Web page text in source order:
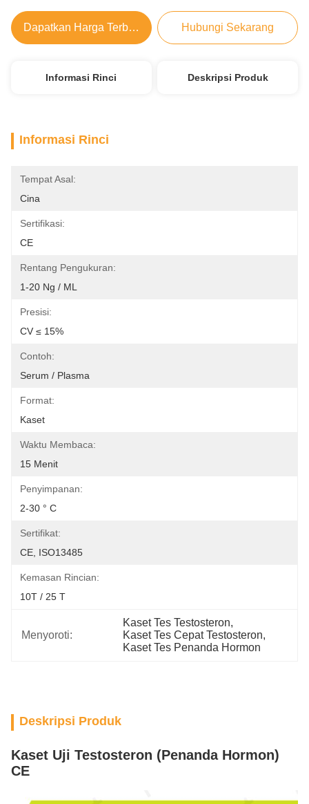
Dapatkan Harga Terbaik Hubungi Sekarang
Informasi Rinci Deskripsi Produk
Informasi Rinci
Tempat Asal:
Cina
Sertifikasi:
CE
Rentang Pengukuran:
1-20 Ng / ML
Presisi:
CV ≤ 15%
Contoh:
Serum / Plasma
Format:
Kaset
Waktu Membaca:
15 Menit
Penyimpanan:
2-30 ° C
Sertifikat:
CE, ISO13485
Kemasan Rincian:
10T / 25 T
Menyoroti:
Kaset Tes Testosteron,
Kaset Tes Cepat Testosteron,
Kaset Tes Penanda Hormon
Deskripsi Produk
Kaset Uji Testosteron (Penanda Hormon)
CE